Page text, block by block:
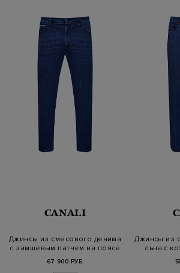
CANALI
Джинсы из смесового денима
с замшевым патчем на поясе
67 900 РУБ.
Джинсы из
льна с